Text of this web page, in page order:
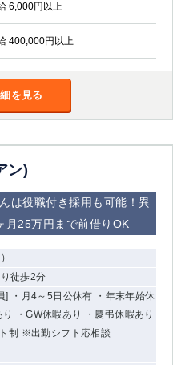
6,000円以上
400,000円以上
を見る
ン)
は役職付き採用も可能！異
月25万円まで前借りOK
徒歩2分
] ・月4～5日公休有 ・年末年始休
・GW休暇あり ・慶弔休暇あり
制 ※出勤シフト応相談